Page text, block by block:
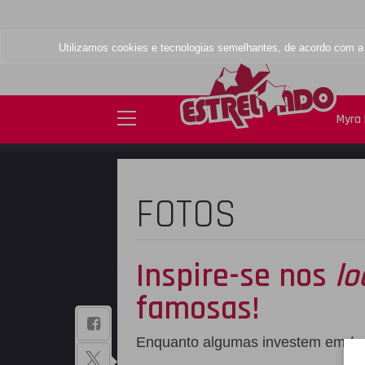
Utilizamos cookies e tecnologias semelhantes, de acordo com
Myra
FOTOS
Inspire-se nos
famosas!
Enquanto algumas investem em
BAIXE NOSSO